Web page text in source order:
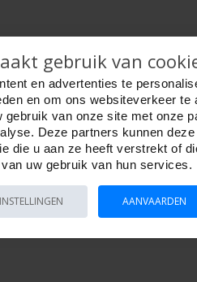
gebruik van
en advertenties te
en om ons websiteverkeer te
van onze site met onze
Deze partners kunnen deze
die u aan ze heeft verstrekt of
uw gebruik van hun services.
INSTELLINGEN AANVAARDEN